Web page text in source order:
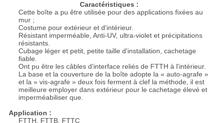
Caractéristiques :
Cette boîte a pu être utilisée pour des applications fixées au
mur ;
Costume pour extérieur et d'intérieur.
Résistant imperméable, Anti-UV, ultra-violet et précipitations
résistants.
Cubage léger et petit, petite taille d'installation, cachetage
fiable.
Ont pu être les câbles d'interface reliés de FTTH à l'intérieur.
La base et la couverture de la boîte adopte la « auto-agrafe »
et la » vis-agrafe » deux fois ferment à clef la méthode, il est
meilleure employer dans extérieur pour le cachetage élevé et
imperméabiliser que.
Application :
FTTH, FTTB, FTTC